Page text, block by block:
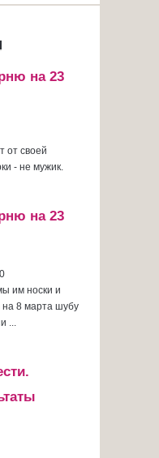
на 23
от своей
- не мужик.
на 23
им носки и
на 8 марта шубу
...